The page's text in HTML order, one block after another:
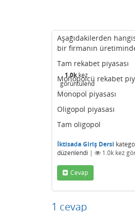
1.0kkez
görüntülendi
Aşağıdakilerden
bir firmanın
Tam rekabet piyasası
Monopolcü rekabet
Monopol piyasası
Oligopol piyasası
Tam oligopol
İktisada Giriş Dersi
düzenlendi | 1.0k kez
Cevap
1 cevap